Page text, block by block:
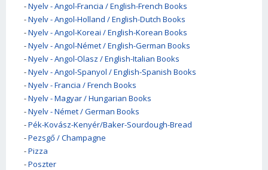
-Nyelv - Angol-Francia / English-French Books
-Nyelv - Angol-Holland / English-Dutch Books
-Nyelv - Angol-Koreai / English-Korean Books
-Nyelv - Angol-Német / English-German Books
-Nyelv - Angol-Olasz / English-Italian Books
-Nyelv - Angol-Spanyol / English-Spanish Books
-Nyelv - Francia / French Books
-Nyelv - Magyar / Hungarian Books
-Nyelv - Német / German Books
-Pék-Kovász-Kenyér/Baker-Sourdough-Bread
-Pezsgő / Champagne
-Pizza
-Poszter